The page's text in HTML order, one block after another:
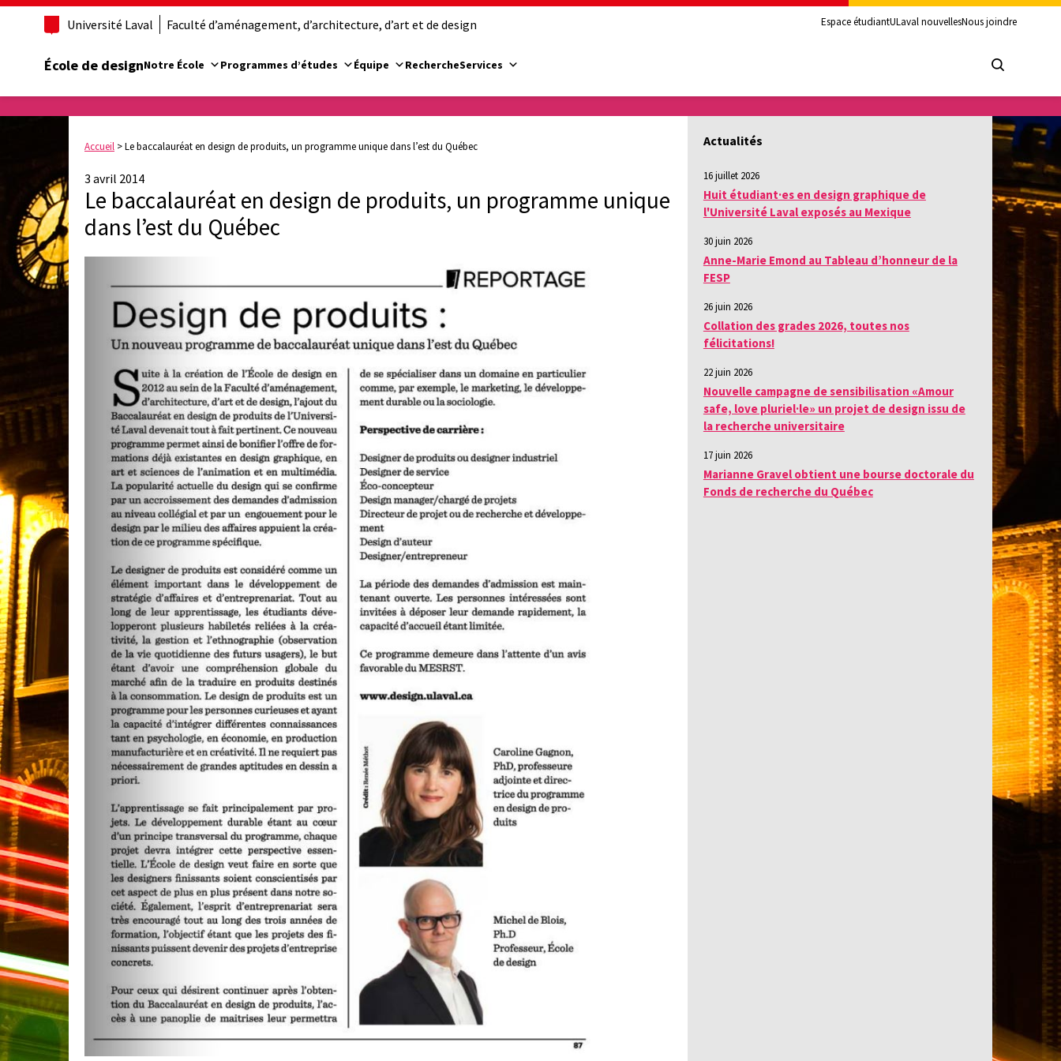
Université Laval Faculté d’aménagement, d’architecture, d’art et de design Espace étudiantULaval nouvellesNous joindre
École de designNotre École Programmes d’études Équipe RechercheServices
Accueil >Le baccalauréat en design de produits, un programme unique dans l’est du Québec
3 avril 2014
Le baccalauréat en design de produits, un programme unique
dans l’est du Québec
Actualités
16 juillet 2026
Huit étudiant·es en design graphique de
l'Université Laval exposés au Mexique
30 juin 2026
Anne-Marie Emond au Tableau d’honneur de la
FESP
26 juin 2026
Collation des grades 2026, toutes nos
félicitations!
22 juin 2026
Nouvelle campagne de sensibilisation «Amour
safe, love pluriel·le» un projet de design issu de
la recherche universitaire
17 juin 2026
Marianne Gravel obtient une bourse doctorale du
Fonds de recherche du Québec